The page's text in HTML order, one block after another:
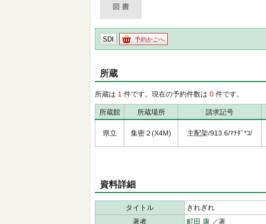
SDI 予約かごへ
所蔵
所蔵は 1 件です。現在の予約件数は 0 件です。
所蔵館 所蔵場所 請求記号
県立 集密２(X4M) 主配架/913.6/ﾏﾁﾀﾞ*ｺ/
資料詳細
タイトル
きれぎれ
著者
町田 康 ／著